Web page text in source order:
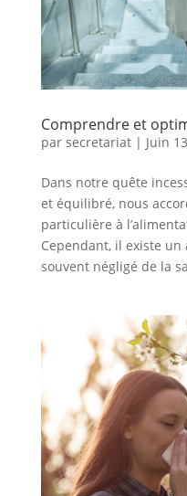
Comprendre et
par secretariat| Juin
Dans notre quête
et équilibré, nous
particulière à
Cependant, il existe
souvent négligé de la